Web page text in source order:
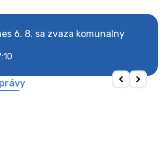
6. 8. sa zvaza komunalny